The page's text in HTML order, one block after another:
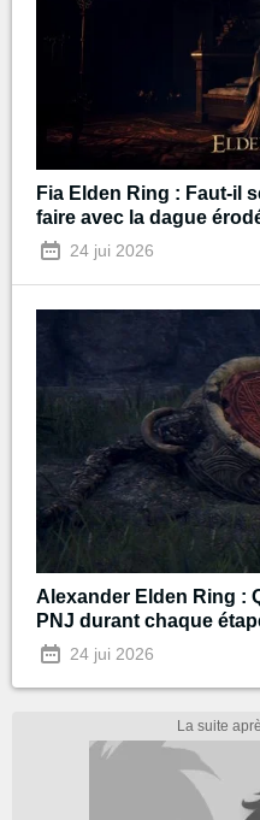
Fia Elden Ring : Faut-il se faire étreindre et que
faire avec la dague
24 jui 2026
Alexander Elden Ring :
PNJ durant chaque
24 jui 2026